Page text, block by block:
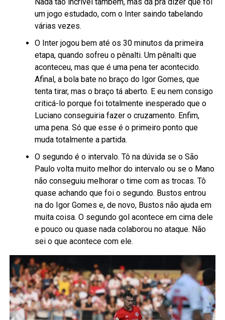
um jogo estudado, com o Inter saindo tabelando
várias vezes.
O Inter jogou bem até os 30 minutos da primeira
etapa, quando sofreu o pênalti. Um pênalti que
aconteceu, mas que é uma pena ter acontecido.
Afinal, a bola bate no braço do Igor Gomes, que
tenta tirar, mas o braço tá aberto. E eu nem consigo
criticá-lo porque foi totalmente inesperado que o
Luciano conseguiria fazer o cruzamento. Enfim,
uma pena. Só que esse é o primeiro ponto que
muda totalmente a partida.
O segundo é o intervalo. Tô na dúvida se o São
Paulo volta muito melhor do intervalo ou se o Mano
não conseguiu melhorar o time com as trocas. Tô
quase achando que foi o segundo. Bustos entrou
na do Igor Gomes e, de novo, Bustos não ajuda em
muita coisa. O segundo gol acontece em cima dele
e pouco ou quase nada colaborou no ataque. Não
sei o que acontece com ele.